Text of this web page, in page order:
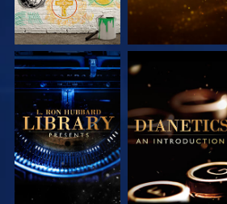
VERKEN DE SERIE VERKEN DE SERIE